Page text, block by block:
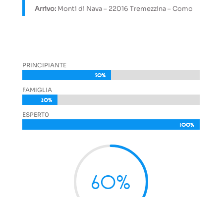
Arrivo:Monti di Nava – 22016 Tremezzina – Como
PRINCIPIANTE
50%
50%
FAMIGLIA
20%
20%
ESPERT0
100%
100%
60%